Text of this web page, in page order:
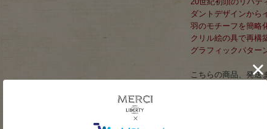
ダントデザインから
羽のモチーフを簡略
クリル絵の具で再構
グラフィックパター
こちらの商品、発送
また、当サイトに
るため、ご注文い